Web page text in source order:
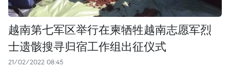
越南第七军区举行在柬牺牲越南志愿军烈
士遗骸搜寻归宿工作组出征仪式
21/02/2022 08:45